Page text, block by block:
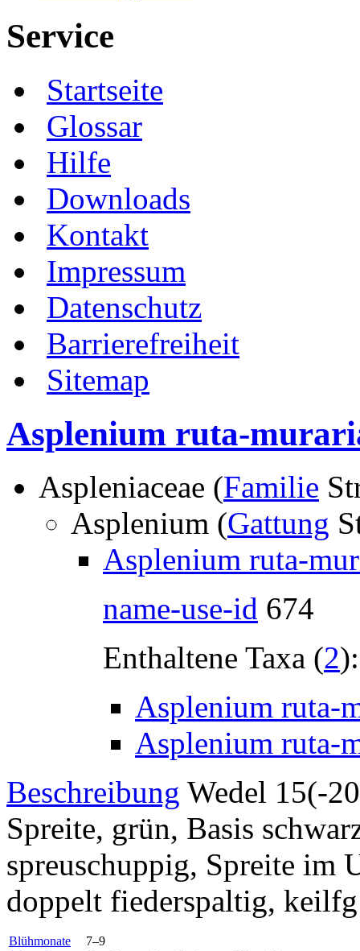
Service
Startseite
Glossar
Hilfe
Downloads
Kontakt
Impressum
Datenschutz
Barrierefreiheit
Sitemap
Asplenium ruta-
Aspleniaceae (Familie
Asplenium (Gattung
Asplenium ruta-
name-use-id 674
Enthaltene Taxa (2):
Asplenium ruta-
Asplenium ruta-
Beschreibung Wedel 15(-
Spreite, grün, Basis
spreuschuppig, Spreite im
doppelt fiederspaltig, keilfg
Blühmonate
7–9